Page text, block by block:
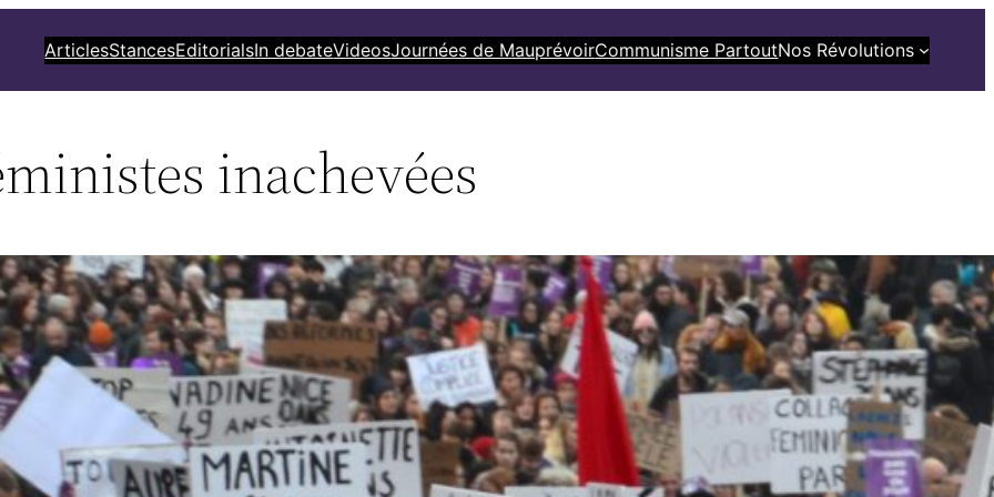
ArticlesStancesEditorialsIn debateVideosJournées de MauprévoirCommunisme PartoutNos Révolutions
inachevées